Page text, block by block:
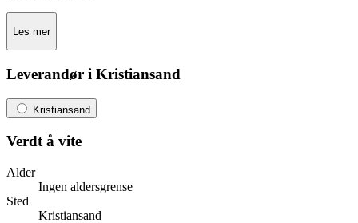
Les mer
Leverandør i Kristiansand
Kristiansand
Verdt å vite
Alder
Ingen aldersgrense
Sted
Kristiansand